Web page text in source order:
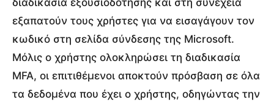
διαδικασία εξουσιοδότησης και στη συνέχεια
εξαπατούν τους χρήστες για να εισαγάγουν τον
κωδικό στη σελίδα σύνδεσης της Microsoft.
Μόλις ο χρήστης ολοκληρώσει τη διαδικασία
MFA, οι επιτιθέμενοι αποκτούν πρόσβαση σε όλα
τα δεδομένα που έχει ο χρήστης, οδηγώντας την